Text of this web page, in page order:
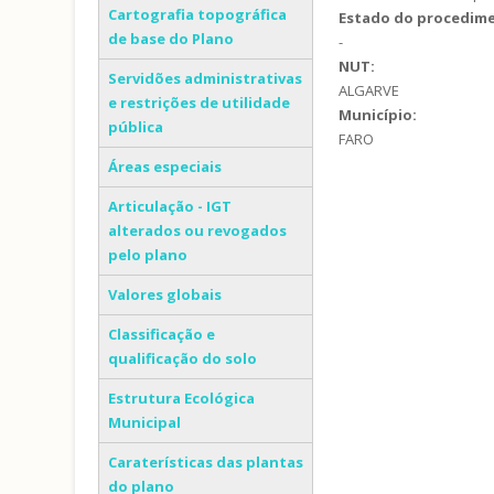
Cartografia topográfica
de base do Plano
Servidões administrativas
e restrições de utilidade
pública
Áreas especiais
Articulação - IGT
alterados ou revogados
pelo plano
Valores globais
Classificação e
qualificação do solo
Estrutura Ecológica
Municipal
Caraterísticas das plantas
do plano
Estado do
-
NUT:
ALGARVE
Município:
FARO